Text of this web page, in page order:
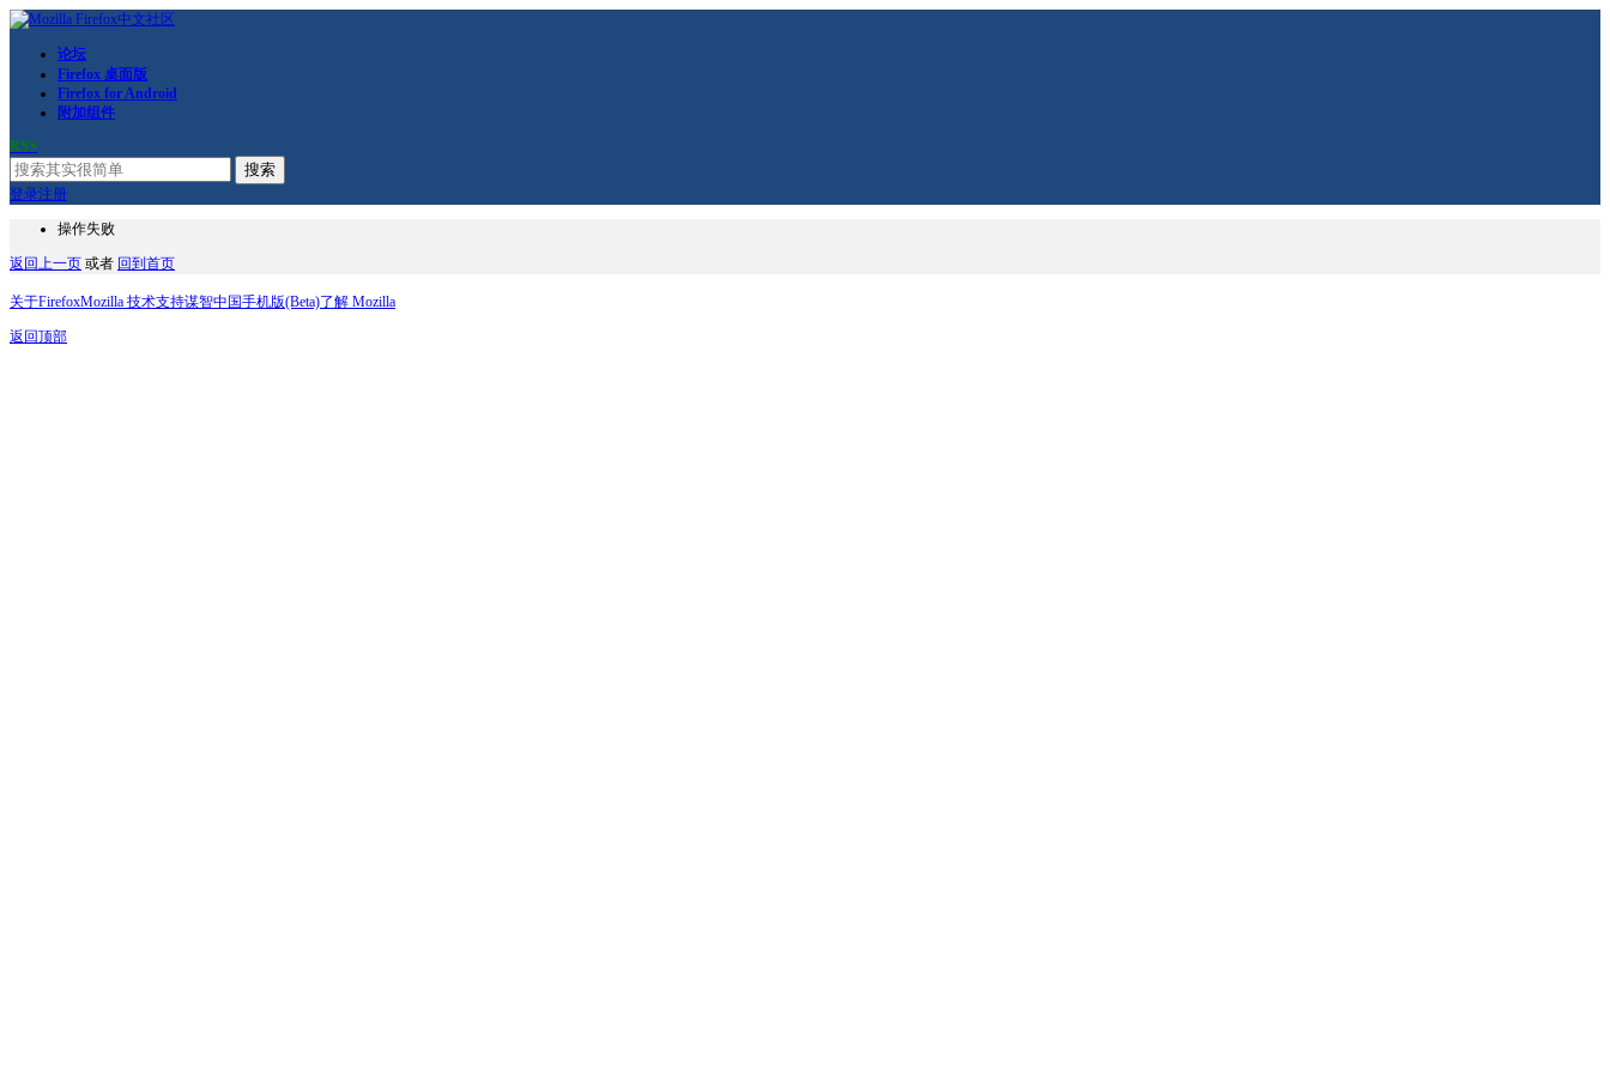
论坛
Firefox 桌面版
Firefox for Android
附加组件
RSS
搜索
登录注册
操作失败
返回上一页 或者 回到首页
关于FirefoxMozilla 技术支持谋智中国手机版(Beta)了解 Mozilla
返回顶部